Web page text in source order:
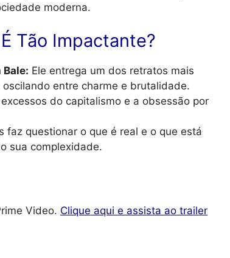
moderna.
Tão Impactante?
Ele entrega um dos retratos mais
entre charme e brutalidade.
do capitalismo e a obsessão por
faz questionar o que é real e o que está
sua complexidade.
Video. Clique aqui e assista ao trailer